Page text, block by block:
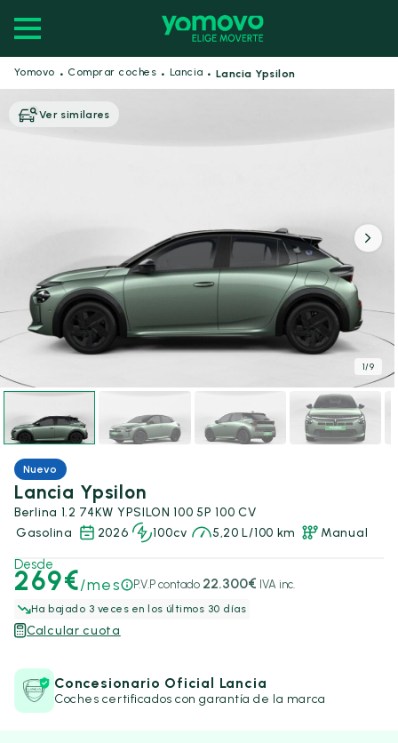
Yomovo · Comprar coches · Lancia · Lancia Ypsilon
Ver similares
1/9
Nuevo
Lancia Ypsilon
Berlina 1.2 74KW YPSILON 100 5P 100 CV
Gasolina
2026 100cv 5,20 L/100 km Manual
Desde
269€/mes P.V.P contado 22.300€ IVA inc.
Ha bajado 3 veces en los últimos 30 días
Calcular cuota
Concesionario Oficial Lancia
Coches certificados con garantía de la marca